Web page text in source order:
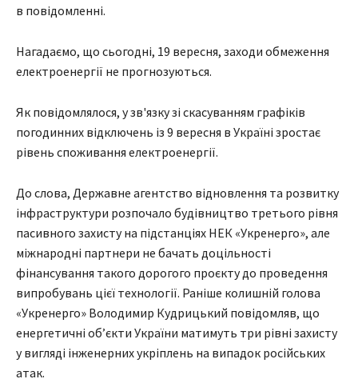
в повідомленні.
Нагадаємо, що сьогодні, 19 вересня, заходи обмеження
електроенергії не прогнозуються.
Як повідомлялося, у зв'язку зі скасуванням графіків
погодинних відключень із 9 вересня в Україні зростає
рівень споживання електроенергії.
До слова, Державне агентство відновлення та розвитку
інфраструктури розпочало будівництво третього рівня
пасивного захисту на підстанціях НЕК «Укренерго», але
міжнародні партнери не бачать доцільності
фінансування такого дорогого проєкту до проведення
випробувань цієї технології. Раніше колишній голова
«Укренерго» Володимир Кудрицький повідомляв, що
енергетичні об’єкти України матимуть три рівні захисту
у вигляді інженерних укріплень на випадок російських
атак.